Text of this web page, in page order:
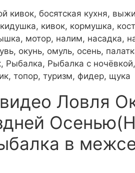
кивок, босятская кухня,
кивок, кормушка,
мотор, налим, насадка,
окунь, омуль, осень,
Рыбалка, Рыбалка с
топор, туризм, фидер, щука
Ловля
в